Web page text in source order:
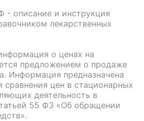
- описание и инструкция
лекарственных
о ценах на
предложением о продаже
Информация предназначена
сравнения цен в стационарных
деятельность в
55 ФЗ «Об обращении